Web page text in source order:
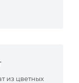
из цветных